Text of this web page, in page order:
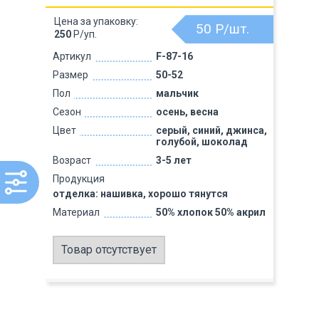
Артикул
F-87-16
Размер
50-52
Пол
мальчик
Сезон
осень, весна
Цвет
серый, синий, джинса,
голубой, шоколад
Возраст
3-5 лет
Продукция
отделка: нашивка, хорошо тянутся
Материал
50% хлопок 50% акрил
50 Р/шт.
Цена за упаковку:
250 Р/уп.
Товар отсутствует